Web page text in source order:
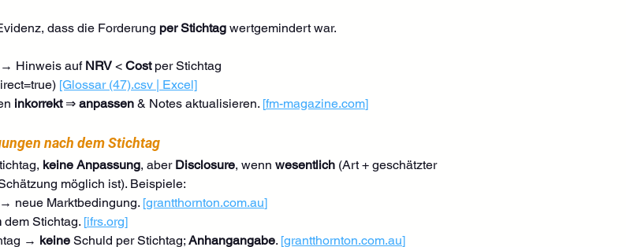
dass die Forderung per Stichtag wertgemindert war.
→ Hinweis auf NRV < Cost per Stichtag
[Glossar (47).csv | Excel]
inkorrekt ⇒ anpassen & Notes aktualisieren. [fm-magazine.com]
nach dem Stichtag
keine Anpassung, aber Disclosure, wenn wesentlich (Art + geschätzter
möglich ist). Beispiele:
neue Marktbedingung. [grantthornton.com.au]
dem Stichtag. [ifrs.org]
→ keine Schuld per Stichtag; Anhangangabe. [grantthornton.com.au]